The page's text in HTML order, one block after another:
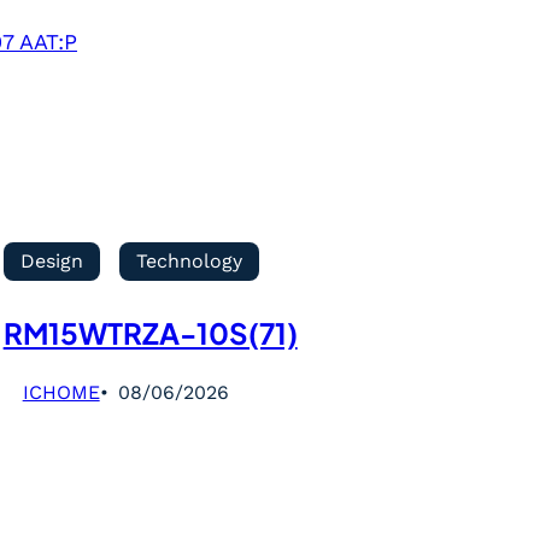
AAT:P
Design Technology
RM15WTRZA-10S(71)
ICHOME 08/06/2026